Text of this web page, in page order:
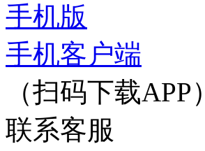
手机版
手机客户端
（扫码下载APP）
联系客服